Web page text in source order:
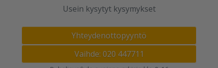
Usein kysytyt kysymykset
Yhteydenottopyyntö
Vaihde: 020 447711